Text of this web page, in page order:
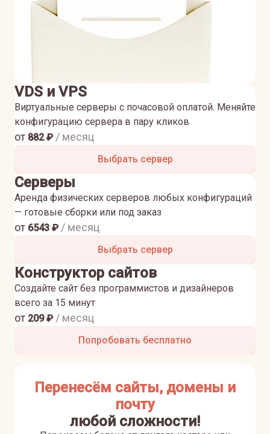
VDS и VPS
Виртуальные серверы с почасовой оплатой. Меняйте
конфигурацию сервера в пару кликов
от 882₽ / месяц
Выбрать сервер
Серверы
Аренда физических серверов любых конфигураций
— готовые сборки или под заказ
от 6543 ₽ / месяц
Выбрать сервер
Конструктор сайтов
Создайте сайт без программистов и дизайнеров
всего за 15 минут
от 209₽ / месяц
Попробовать бесплатно
Перенесём сайты, домены и
почту
любой сложности!